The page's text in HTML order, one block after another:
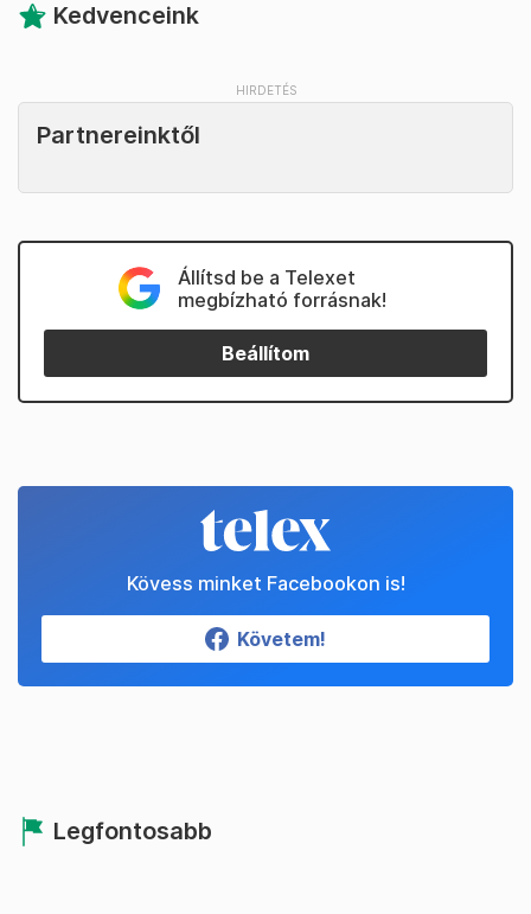
Kedvenceink
Partnereinktől
Állítsd be a Telexet
megbízható forrásnak!
Beállítom
Kövess minket Facebookon is!
Követem!
Legfontosabb